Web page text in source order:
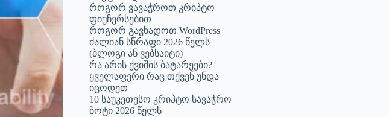
როგორ ვავაჭროთ კრიპტო
ფიუჩერსებით
როგორ გავხადოთ WordPress
ძალიან სწრაფი 2026 წელს
(ბლოგი ან ვებსაიტი)
რა არის ქვიშის ბატარეები?
ყველაფერი რაც თქვენ უნდა
იცოდეთ
10 საუკეთესო კრიპტო სავაჭრო
ბოტი 2026 წელს